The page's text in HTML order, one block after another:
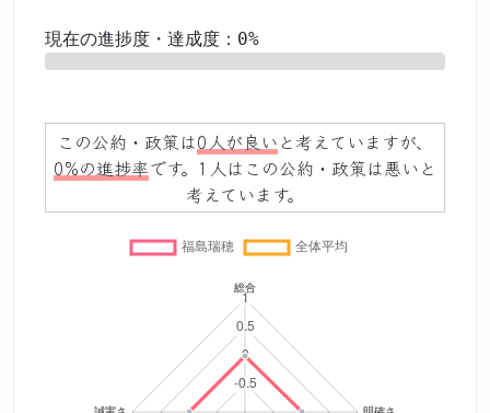
現在の進捗度・達成度：0%
この公約・政策は0人が良い と考えていますが、
0%の進捗率です。1人はこの公約・政策は悪いと
考えています。